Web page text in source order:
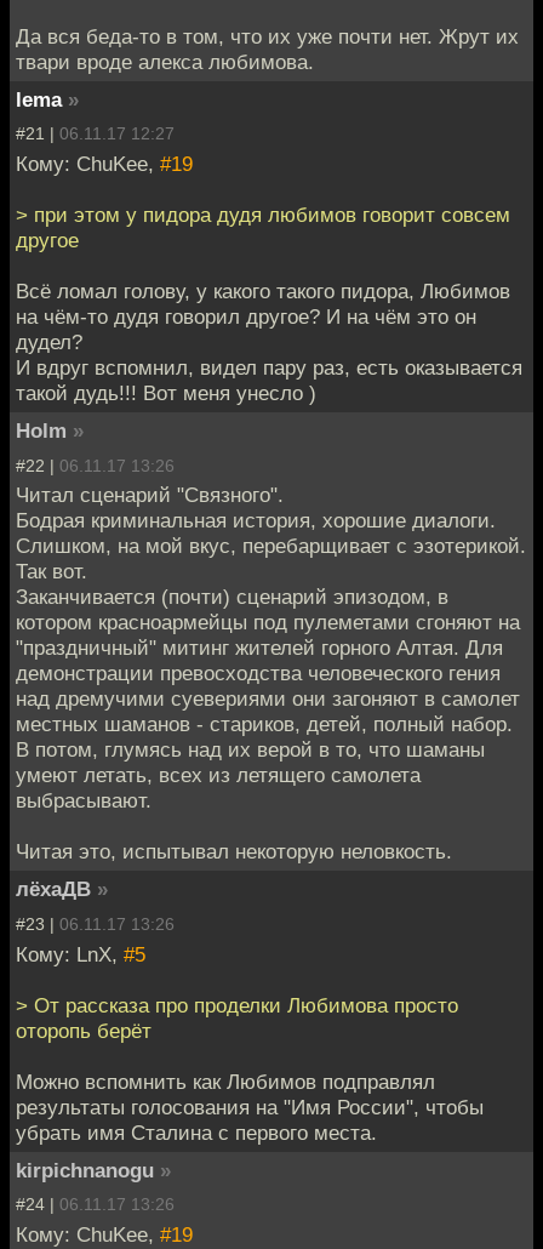
Да вся беда-то в том, что их уже почти нет. Жрут их
твари вроде алекса любимова.
lema »
#21 | 06.11.17 12:27
Кому: ChuKee, #19
> при этом у пидора дудя любимов говорит совсем
другое
Всё ломал голову, у какого такого пидора, Любимов
на чём-то дудя говорил другое? И на чём это он
дудел?
И вдруг вспомнил, видел пару раз, есть оказывается
такой дудь!!! Вот меня унесло )
Holm »
#22 | 06.11.17 13:26
Читал сценарий "Связного".
Бодрая криминальная история, хорошие диалоги.
Слишком, на мой вкус, перебарщивает с эзотерикой.
Так вот.
Заканчивается (почти) сценарий эпизодом, в
котором красноармейцы под пулеметами сгоняют на
"праздничный" митинг жителей горного Алтая. Для
демонстрации превосходства человеческого гения
над дремучими суевериями они загоняют в самолет
местных шаманов - стариков, детей, полный набор.
В потом, глумясь над их верой в то, что шаманы
умеют летать, всех из летящего самолета
выбрасывают.
Читая это, испытывал некоторую неловкость.
лёхаДВ »
#23 | 06.11.17 13:26
Кому: LnX, #5
> От рассказа про проделки Любимова просто
оторопь берёт
Можно вспомнить как Любимов подправлял
результаты голосования на "Имя России", чтобы
убрать имя Сталина с первого места.
kirpichnanogu »
#24 | 06.11.17 13:26
Кому: ChuKee, #19